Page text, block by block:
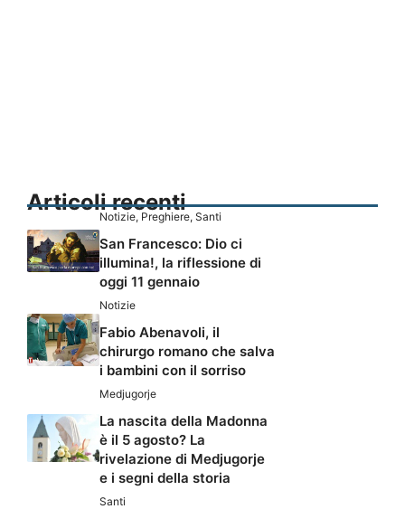
Articoli recenti
Notizie, Preghiere, Santi
San Francesco: Dio ci
illumina!, la riflessione di
oggi 11 gennaio
Notizie
Fabio Abenavoli, il
chirurgo romano che salva
i bambini con il sorriso
Medjugorje
La nascita della Madonna
è il 5 agosto? La
rivelazione di Medjugorje
e i segni della storia
Santi